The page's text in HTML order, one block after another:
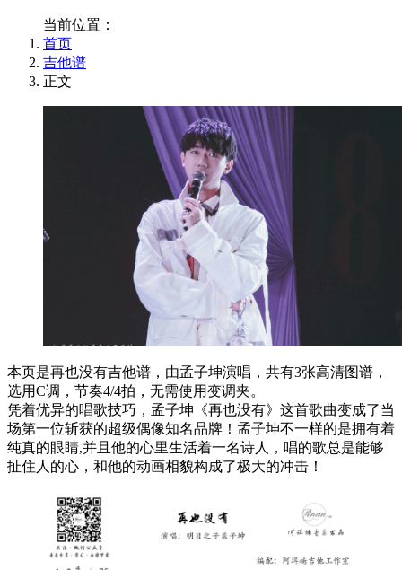
当前位置：
首页
吉他谱
正文
本页是再也没有吉他谱，由孟子坤演唱，共有3张高清图谱，
选用C调，节奏4/4拍，无需使用变调夹。
凭着优异的唱歌技巧，孟子坤《再也没有》这首歌曲变成了当
场第一位斩获的超级偶像知名品牌！孟子坤不一样的是拥有着
纯真的眼睛,并且他的心里生活着一名诗人，唱的歌总是能够
扯住人的心，和他的动画相貌构成了极大的冲击！